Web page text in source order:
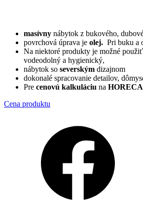
masívny nábytok z bukového,
povrchová úprava je olej. Pri buku a
Na niektoré produkty je možné použiť
vodeodolný a hygienický,
nábytok so severským dizajnom
dokonalé spracovanie detailov,
Pre cenovú kalkuláciu na HORECA
Cena produktu